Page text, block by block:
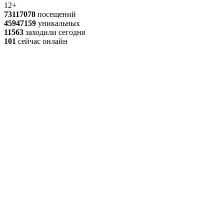
12+
73117078 посещений
45947159 уникальных
11563 заходили сегодня
101 сейчас онлайн